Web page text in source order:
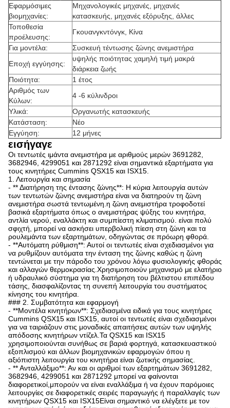
Εφαρμόσιμες
βιομηχανίες:
Μηχανολογικές μηχανές, μηχανές
κατασκευής, μηχανές εξόρυξης, άλλες
Τοποθεσία
προέλευσης:
Γκουανγκντόνγκ, Κίνα
Για μοντέλα:
Συσκευή τέντωσης ζώνης ανεμιστήρα
Εποχή εγγύησης:
υψηλής ποιότητας χαμηλή τιμή μακρά
διάρκεια ζωής
Ποιότητα:
1 έτος
Αριθμός των
Κύλων:
4 -6 κύλινδροι
Υλικά:
Οργανωτής κατασκευής
Κατάσταση:
Νέο
Εγγύηση:
12 μήνες
εισήγαγε
Οι τεντωτές ιμάντα ανεμιστήρα με αριθμούς μερών 3691282,
3682946, 4299051 και 2871292 είναι σημαντικά εξαρτήματα για
τους κινητήρες Cummins QSX15 και ISX15.
1. Λειτουργία και σημασία
- ** Διατήρηση της έντασης ζώνης**: Η κύρια λειτουργία αυτών
των τεντωτών ζώνης ανεμιστήρα είναι να διατηρούν τη ζώνη
ανεμιστήρα σωστά τεντωμένη.η ζώνη ανεμιστήρα τροφοδοτεί
βασικά εξαρτήματα όπως ο ανεμιστήρας ψύξης του κινητήρα,
αντλία νερού, εναλλάκτη και συμπίεστη κλιματισμού. είναι πολύ
σφιχτή, μπορεί να ασκήσει υπερβολική πίεση στη ζώνη και τα
ρουλεμάντα των εξαρτημάτων, οδηγώντας σε πρόωρη φθορά.
- **Αυτόματη ρύθμιση**: Αυτοί οι τεντωτές είναι σχεδιασμένοι για
να ρυθμίζουν αυτόματα την ένταση της ζώνης καθώς η ζώνη
τεντώνεται με την πάροδο του χρόνου λόγω φυσιολογικής φθοράς
και αλλαγών θερμοκρασίας.Χρησιμοποιούν μηχανισμό με ελατήριο
ή υδραυλικό σύστημα για τη διατήρηση του βέλτιστου επιπέδου
τάσης, διασφαλίζοντας τη συνεπή λειτουργία του συστήματος
κίνησης του κινητήρα.
### 2. Συμβατότητα και εφαρμογή
- **Μοντέλα κινητήρων**: Σχεδιασμένα ειδικά για τους κινητήρες
Cummins QSX15 και ISX15, αυτοί οι τεντωτές είναι σχεδιασμένοι
για να ταιριάζουν στις μοναδικές απαιτήσεις αυτών των υψηλής
απόδοσης κινητήρων ντίζελ.Τα QSX15 και ISX15
χρησιμοποιούνται συνήθως σε βαριά φορτηγά, κατασκευαστικού
εξοπλισμού και άλλων βιομηχανικών εφαρμογών όπου η
αξιόπιστη λειτουργία του κινητήρα είναι ζωτικής σημασίας.
- ** Ανταλλάξιμο**: Αν και οι αριθμοί των εξαρτημάτων 3691282,
3682946, 4299051 και 2871292 μπορεί να φαίνονται
διαφορετικοί,μπορούν να είναι εναλλάξιμα ή να έχουν παρόμοιες
λειτουργίες σε διαφορετικές σειρές παραγωγής ή παραλλαγές των
κινητήρων QSX15 και ISX15Είναι σημαντικό να ελέγξετε με τον